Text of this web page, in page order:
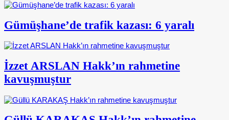
Gümüşhane’de trafik kazası: 6 yaralı
İzzet ARSLAN Hakk’ın rahmetine
kavuşmuştur